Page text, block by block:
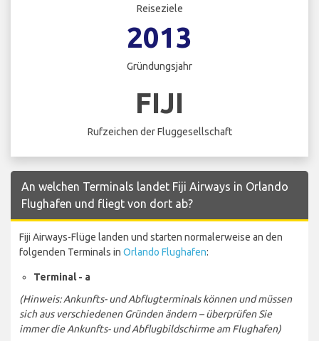
Reiseziele
2013
Gründungsjahr
FIJI
Rufzeichen der Fluggesellschaft
An welchen Terminals landet Fiji Airways in Orlando
Flughafen und fliegt von dort ab?
Fiji Airways-Flüge landen und starten normalerweise an den
folgenden Terminals in Orlando Flughafen:
Terminal - a
(Hinweis: Ankunfts- und Abflugterminals können und müssen
sich aus verschiedenen Gründen ändern – überprüfen Sie
immer die Ankunfts- und Abflugbildschirme am Flughafen)